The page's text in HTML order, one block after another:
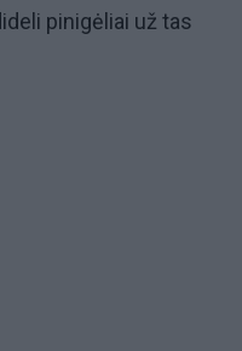
pinigėliai už tas